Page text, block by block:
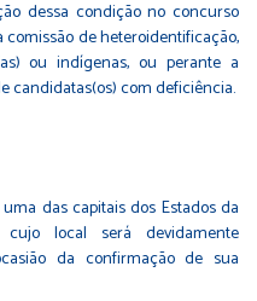
dessa condição no concurso
de heteroidentificação,
ou indígenas, ou perante a
candidatas(os) com deficiência.
das capitais dos Estados da
local será devidamente
da confirmação de sua